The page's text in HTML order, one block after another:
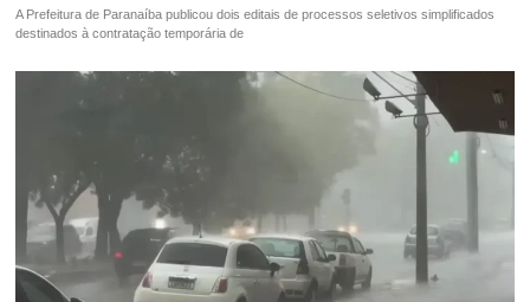
A Prefeitura de Paranaíba publicou dois editais de processos seletivos simplificados
destinados à contratação temporária de